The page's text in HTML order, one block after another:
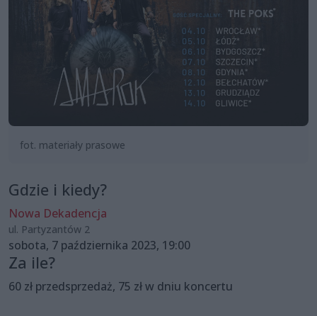
fot. materiały prasowe
Gdzie i kiedy?
Nowa Dekadencja
ul. Partyzantów 2
sobota, 7 października 2023, 19:00
Za ile?
60 zł przedsprzedaż, 75 zł w dniu koncertu